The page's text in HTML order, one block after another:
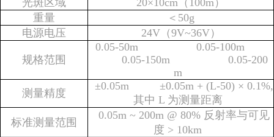
重量
＜50g
电源电压
24V（9V~36V）
规格范围
0.05-50m 0.05-100m
0.05-150m 0.05-200
m
测量精度
±0.05m ±0.05m + (L-50) × 0.1%,
其中 L 为测量距离
标准测量范围
0.05m ~ 200m @ 80% 反射率与可见
度 > 10km